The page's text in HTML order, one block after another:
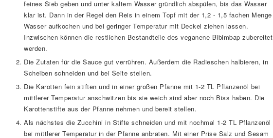
feines Sieb geben und unter kaltem Wasser gründlich abspülen, bis das Wasser
klar ist. Dann in der Regel den Reis in einem Topf mit der 1,2 - 1,5 fachen Menge
Wasser aufkochen und bei geringer Temperatur mit Deckel ziehen lassen.
Inzwischen können die restlichen Bestandteile des veganene Bibimbap zubereitet
werden.
Die Zutaten für die Sauce gut verrühren. Außerdem die Radieschen halbieren, in
Scheiben schneiden und bei Seite stellen.
Die Karotten fein stiften und in einer großen Pfanne mit 1-2 TL Pflanzenöl bei
mittlerer Temperatur anschwitzen bis sie weich sind aber noch Biss haben. Die
Karottenstifte aus der Pfanne nehmen und bereit stellen.
Als nächstes die Zucchini in Stifte schneiden und mit nochmal 1-2 TL Pflanzenöl
bei mittlerer Temperatur in der Pfanne anbraten. Mit einer Prise Salz und Sesam